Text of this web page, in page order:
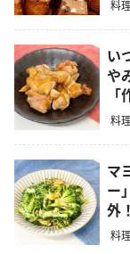
料
い
や
料
マ
ー
外
料